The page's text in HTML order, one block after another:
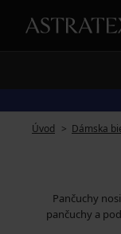
Úvod Dámska
Pančuchy
pančuchy a